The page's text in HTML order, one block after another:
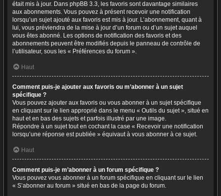
était mis à jour. Dans phpBB 3.3, les favoris sont davantage similaires
aux abonnements. Vous pouvez à présent recevoir une notification
lorsqu’un sujet ajouté aux favoris est mis à jour. L’abonnement, quant à
lui, vous préviendra de la mise à jour d’un forum ou d’un sujet auquel
vous êtes abonné. Les options de notification des favoris et des
abonnements peuvent être modifiés depuis le panneau de contrôle de
l’utilisateur, sous les « Préférences du forum ».
Haut
Comment puis-je ajouter aux favoris ou m’abonner à un sujet
spécifique ?
Vous pouvez ajouter aux favoris ou vous abonner à un sujet spécifique
en cliquant sur le lien approprié dans le menu « Outils du sujet », situé en
haut et en bas des sujets et parfois illustré par une image.
Répondre à un sujet tout en cochant la case « Recevoir une notification
lorsqu’une réponse est publiée » équivaut à vous abonner à ce sujet.
Haut
Comment puis-je m’abonner à un forum spécifique ?
Vous pouvez vous abonner à un forum spécifique en cliquant sur le lien
« S’abonner au forum » situé en bas de la page du forum.